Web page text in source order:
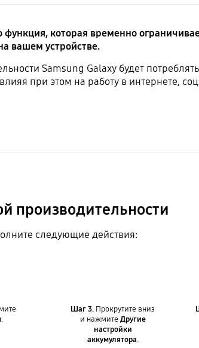
которая временно
вашем устройстве.
Samsung Galaxy будет
при этом на работу в интернете,
производительности
следующие действия:
.
Шаг 3. Прокрутите вниз
и нажмитеДругие
настройки
аккумулятора.